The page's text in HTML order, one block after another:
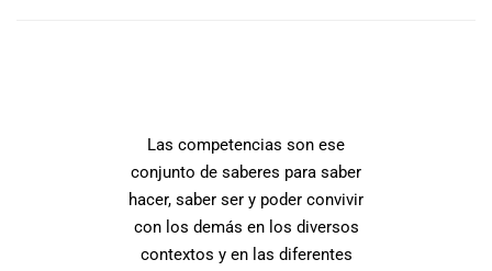
Las competencias son ese
conjunto de saberes para saber
hacer, saber ser y poder convivir
con los demás en los diversos
contextos y en las diferentes